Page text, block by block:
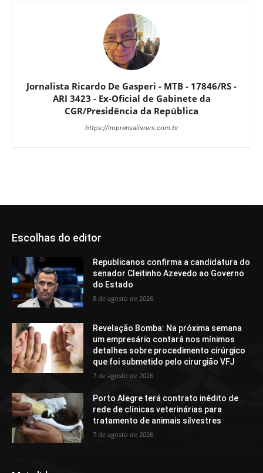
Jornalista Ricardo De Gasperi - MTB - 17846/RS -
ARI 3423 - Ex-Oficial de Gabinete da
CGR/Presidência da República
https://imprensalivrers.com.br
Escolhas do editor
Republicanos confirma a candidatura do
senador Cleitinho Azevedo ao Governo
do Estado
8 de agosto de 2026
Revelação Bomba: Na próxima semana
um empresário contará nos mínimos
detalhes sobre procedimento cirúrgico
que foi submetido pelo cirurgião VFJ
7 de agosto de 2026
Porto Alegre terá contrato inédito de
rede de clínicas veterinárias para
tratamento de animais silvestres
7 de agosto de 2026